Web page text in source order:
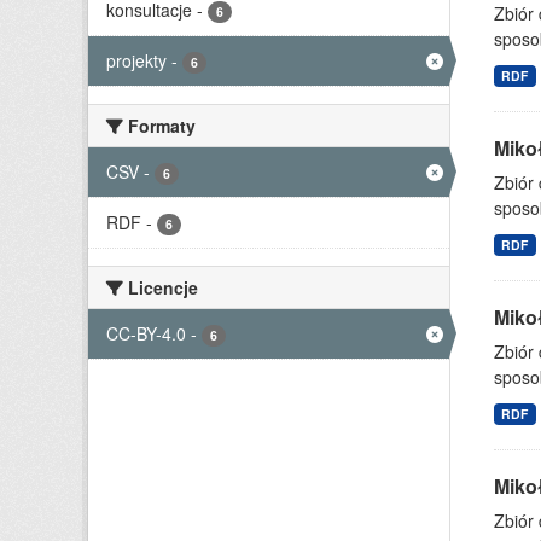
konsultacje - 6
projekty - 6
Formaty
CSV - 6
RDF - 6
Licencje
CC-BY-4.0 - 6
Zbiór
RDF
Zbiór
RDF
Zbiór
RDF
Zbiór